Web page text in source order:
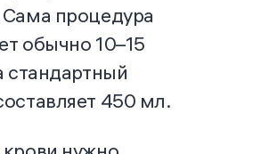
процедура
обычно 10–15
стандартный
450 мл.